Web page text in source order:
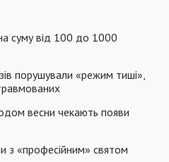
суму від 100 до 1000
порушували «режим тиші»,
весни чекають появи
з «професійним» святом